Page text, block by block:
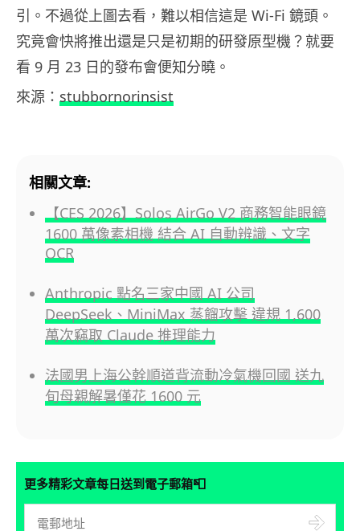
引。不過從上圖去看，難以相信這是 Wi-Fi 鏡頭。
究竟會快將推出還是只是初期的研發原型機？就要
看 9 月 23 日的發布會便知分曉。
來源： stubbornorinsist
相關文章:
【CES 2026】Solos AirGo V2 商務智能眼鏡
1600 萬像素相機 結合 AI 自動辨識、文字
OCR
Anthropic 點名三家中國 AI 公司
DeepSeek、MiniMax 蒸餾攻擊 違規 1,600
萬次竊取 Claude 推理能力
法國男上海公幹順道背流動冷氣機回國 送九
旬母親解暑僅花 1600 元
更多精彩文章每日送到電子郵箱📮